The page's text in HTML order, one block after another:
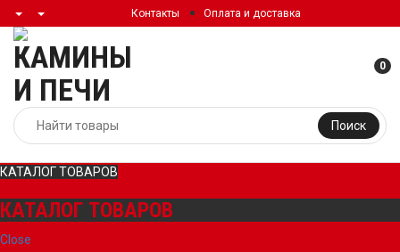
Контакты Оплата и доставка
Поиск
0
КАТАЛОГ ТОВАРОВ
КАТАЛОГ ТОВАРОВ
Close